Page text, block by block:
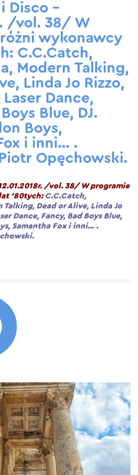
Disco –
/vol. 38/ W
wykonawcy
C.C.Catch,
Modern Talking,
Linda Jo Rizzo,
Laser Dance,
Blue, DJ.
Boys,
i inni… .
Opęchowski.
/vol. 38/ W programie
’80tych: C.C.Catch,
Talking, Dead or Alive, Linda Jo
Dance, Fancy, Bad Boys Blue,
Samantha Fox i inni… .